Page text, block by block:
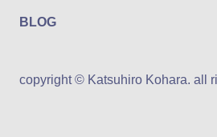
BLOG
copyright © Katsuhiro Kohara. all